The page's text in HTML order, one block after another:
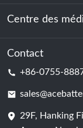
Durabilité
Stockage
Centre de
Cellule de
Centre des
Nouvelles
Contact
+86-0755-
29F, Hanking